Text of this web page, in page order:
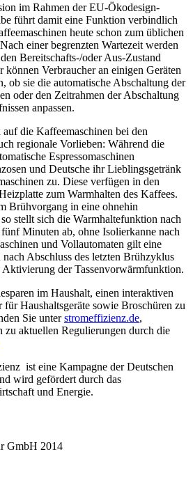
im Rahmen der EU-Ökodesign-
führt damit eine Funktion verbindlich
heute schon zum üblichen
einer begrenzten Wartezeit werden
Bereitschafts-/oder Aus-Zustand
können Verbraucher an einigen Geräten
ob sie die automatische Abschaltung der
oder den Zeitrahmen der Abschaltung
anpassen.
die Kaffeemaschinen bei den
regionale Vorlieben: Während die
Espressomaschinen
und Deutsche ihr Lieblingsgetränk
zu. Diese verfügen in den
zum Warmhalten des Kaffees.
Brühvorgang in eine ohnehin
stellt sich die Warmhaltefunktion nach
Minuten ab, ohne Isolierkanne nach
und Vollautomaten gilt eine
Abschluss des letzten Brühzyklus
der Tassenvorwärmfunktion.
im Haushalt, einen interaktiven
für Haushaltsgeräte sowie Broschüren zu
Sie unterstromeffizienz.de,
zu aktuellen Regulierungen durch die
ist eine Kampagne der Deutschen
wird gefördert durch das
und Energie.
GmbH 2014